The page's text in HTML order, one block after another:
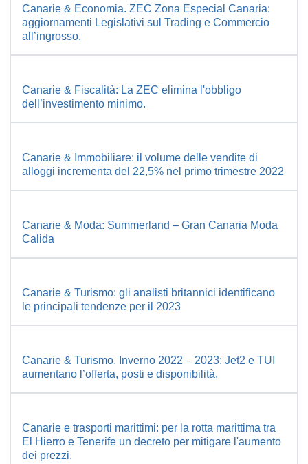
Canarie & Economia. ZEC Zona Especial Canaria:
aggiornamenti Legislativi sul Trading e Commercio
all’ingrosso.
Canarie & Fiscalità: La ZEC elimina l'obbligo
dell’investimento minimo.
Canarie & Immobiliare: il volume delle vendite di
alloggi incrementa del 22,5% nel primo trimestre 2022
Canarie & Moda: Summerland – Gran Canaria Moda
Calida
Canarie & Turismo: gli analisti britannici identificano
le principali tendenze per il 2023
Canarie & Turismo. Inverno 2022 – 2023: Jet2 e TUI
aumentano l’offerta, posti e disponibilità.
Canarie e trasporti marittimi: per la rotta marittima tra
El Hierro e Tenerife un decreto per mitigare l'aumento
dei prezzi.